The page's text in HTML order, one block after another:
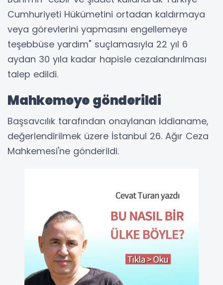
Cumhuriyeti Hükümetini ortadan kaldırmaya
veya görevlerini yapmasını engellemeye
teşebbüse yardım" suçlamasıyla 22 yıl 6
aydan 30 yıla kadar hapisle cezalandırılması
talep edildi.
Mahkemeye gönderildi
Başsavcılık tarafından onaylanan iddianame,
değerlendirilmek üzere İstanbul 26. Ağır Ceza
Mahkemesi'ne gönderildi.